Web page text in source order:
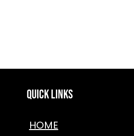
Quick Links
HOME